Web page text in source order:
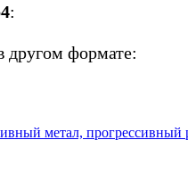
:
другом формате:
метал, прогрессивный